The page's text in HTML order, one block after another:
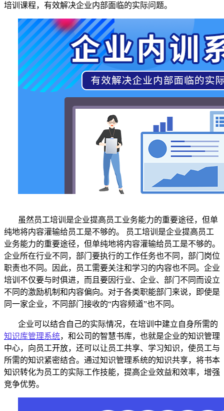
培训课程，有效解决企业内部面临的实际问题。
虽然员工培训是企业提高员工业务能力的重要途径，但单
纯地将内容灌输给员工是不够的。
员工培训是企业提高员工
业务能力的重要途径，但单纯地将内容灌输给员工是不够的。
企业所在行业不同，部门要执行的工作任务也不同，部门岗位
职责也不同。因此，员工需要关注和学习的内容也不同。企业
培训不仅要与时俱进，而且要因行业、企业、部门不同而设立
不同的激励机制和内容偏向。对于各类职能部门来说，即使是
同一家企业，不同部门接收的“内容频道”也不同。
企业可以结合自己的实际情况，在培训中建立自身所需的
知识库管理系统，和公司的智慧书库，也就是企业的知识管理
中心，向员工开放，还可以让员工共享、学习知识，使员工与
所需的知识紧密结合。通过知识管理系统的知识共享，将书本
知识转化为员工的实际工作技能，提高企业效益和效率，增强
竞争优势。